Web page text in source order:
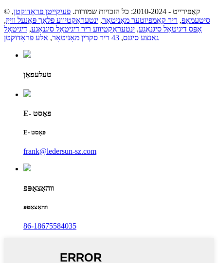
© קאַפּירייט - 2010-2024: כל הזכויות שמורות.
פֿעיִקייטן פּראָדוקטן,
סיטעמאַפּ, ריר קאָמפּיוטער מאָניטאָר, ינטעראַקטיווע פלאַך פּאַנעל ווייַז,
אָפּס דיגיטאַל סיגנאַגע, ינטעראַקטיווע ריר דיגיטאַל סיגנאַגע, דיגיטאַל
גאַנצע סיגנס, 43 ריר סקרין מאָניטאָר , אַלע פּראָדוקטן
טעלעפאָן
E- פּאָסט
E- פּאָסט
frank@ledersun-sz.com
ווהאַצאַפּפּ
ווהאַצאַפּפּ
86-18675584035